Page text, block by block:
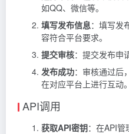
如QQ、微信等。
填写发布信息：填写发
容符合平台要求。
提交审核：提交发布申
发布成功：审核通过后
在对应平台上进行互动。
API调用
获取API密钥：在API管